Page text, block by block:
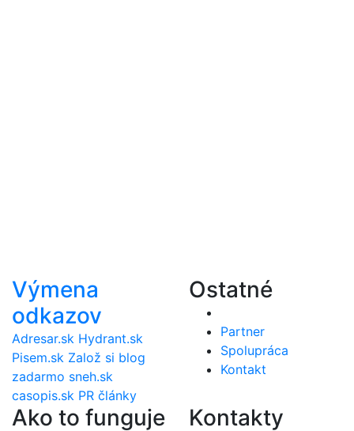
Výmena
odkazov
Adresar.sk Hydrant.sk
Pisem.sk Založ si blog
zadarmo sneh.sk
casopis.sk PR články
Ostatné
Partner
Spolupráca
Kontakt
Ako to funguje Kontakty